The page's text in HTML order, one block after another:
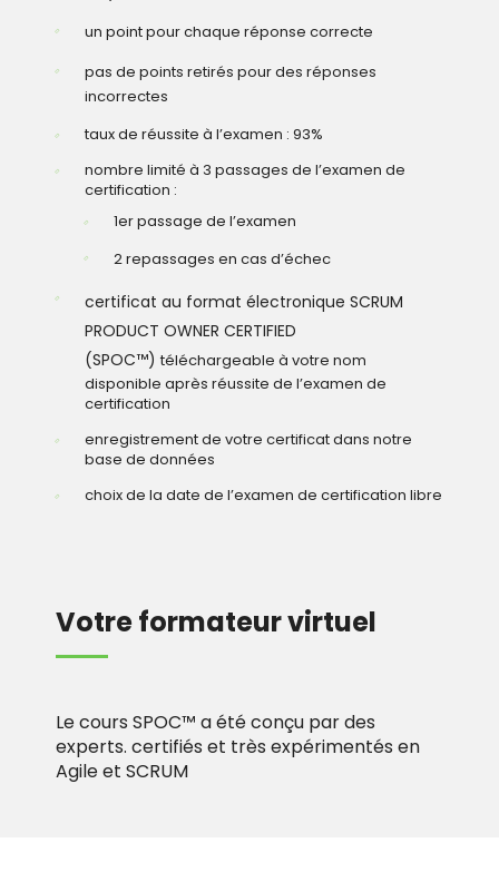
un point pour chaque réponse correcte
pas de points retirés pour des réponses
incorrectes
taux de réussite à l’examen : 93%
nombre limité à 3 passages de l’examen de
certification :
1er passage de l’examen
2 repassages en cas d’échec
certificat au format électronique SCRUM
PRODUCT OWNER CERTIFIED
(SPOC™)téléchargeable à votre nom
disponible après réussite de l’examen de
certification
enregistrement de votre certificat dans notre
base de données
choix de la date de l’examen de certification libre
Votre formateur virtuel
Le cours SPOC™ a été conçu par des
experts. certifiés et très expérimentés en
Agile et SCRUM